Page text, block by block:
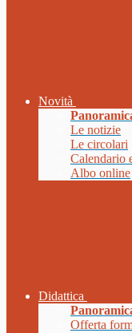
Novità
Le notizie
Le circolari
Calendario
Albo online
Didattica
Offerta